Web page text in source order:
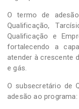
O termo de
Qualificação,
Qualificação e
fortalecendo a
atender à crescente
e gás.
O subsecretário de
adesão ao programa: